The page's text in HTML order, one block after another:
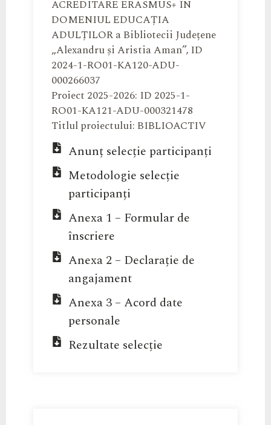
ACREDITARE ERASMUS+ ÎN
DOMENIUL EDUCAȚIA
ADULȚILOR a Bibliotecii Județene
„Alexandru și Aristia Aman”, ID
2024-1-RO01-KA120-ADU-
000266037
Proiect 2025-2026: ID 2025-1-
RO01-KA121-ADU-000321478
Titlul proiectului: BIBLIOACTIV
Anunț selecție participanți
Metodologie selecție
participanți
Anexa 1 – Formular de
înscriere
Anexa 2 – Declarație de
angajament
Anexa 3 – Acord date
personale
Rezultate selecție